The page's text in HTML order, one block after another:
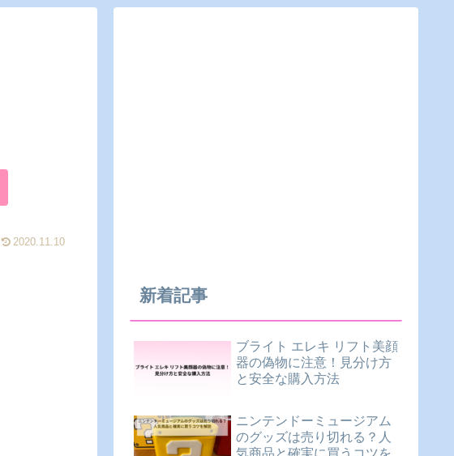
2020.11.10
新着記事
ブライト エレキ リフト美顔
器の偽物に注意！見分け方
と安全な購入方法
ニンテンドーミュージアム
のグッズは売り切れる？人
気商品と確実に買うコツを